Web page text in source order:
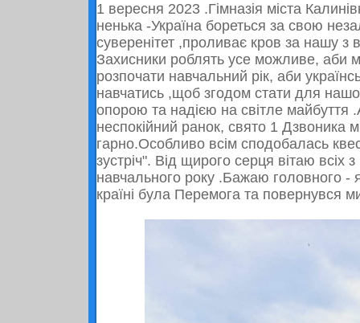
1 вересня 2023 .Гімназія міста
ненька -Україна бореться за свою
суверенітет ,проливає кров за нашу
Захисники роблять усе можливе, аби
розпочати навчальний рік, аби
навчатись ,щоб згодом стати для
опорою та надією на світле
неспокійний ранок, свято 1 Дзвоника
гарно.Особливо всім сподобалась
зустріч". Від щирого серця вітаю всіх
навчального року .Бажаю головного
країні була Перемога та повернувся